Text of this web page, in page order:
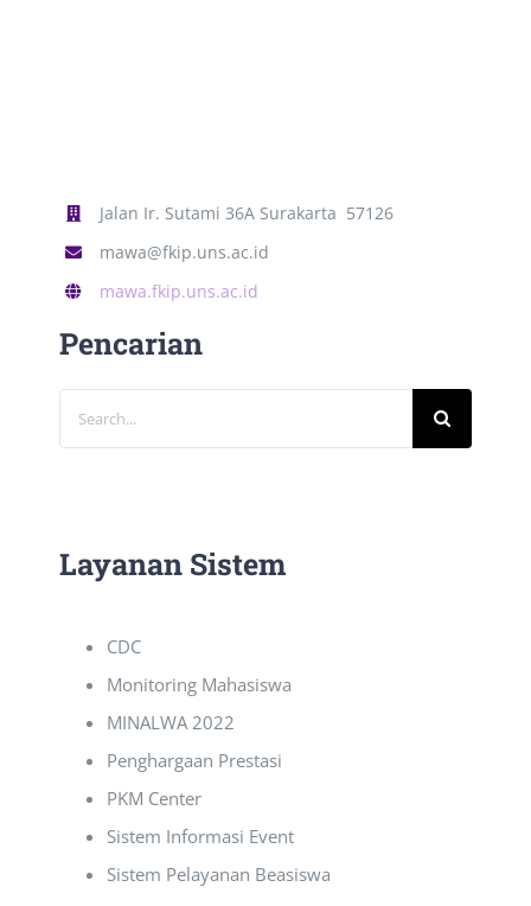
Jalan Ir. Sutami 36A Surakarta 57126
mawa@fkip.uns.ac.id
mawa.fkip.uns.ac.id
Pencarian
for:
Layanan Sistem
CDC
Monitoring Mahasiswa
MINALWA 2022
Penghargaan Prestasi
PKM Center
Sistem Informasi Event
Sistem Pelayanan Beasiswa